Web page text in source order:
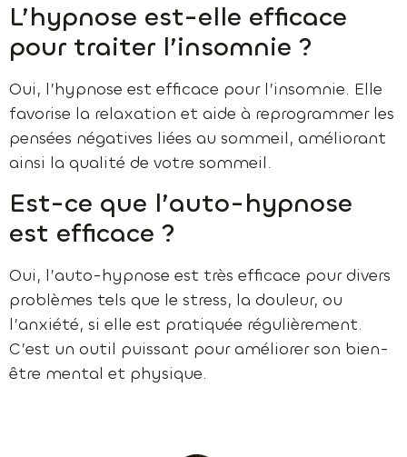
L’hypnose est-elle efficace
pour traiter l’insomnie ?
Oui, l’hypnose est efficace pour l’insomnie. Elle
favorise la relaxation et aide à reprogrammer les
pensées négatives liées au sommeil, améliorant
ainsi la qualité de votre sommeil.
Est-ce que l’auto-hypnose
est efficace ?
Oui, l’auto-hypnose est très efficace pour divers
problèmes tels que le stress, la douleur, ou
l’anxiété, si elle est pratiquée régulièrement.
C’est un outil puissant pour améliorer son bien-
être mental et physique.